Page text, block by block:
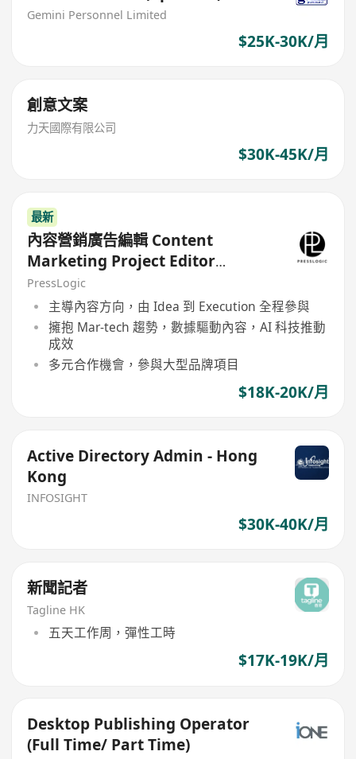
Gemini Personnel Limited
$25K-30K/月
創意文案
力天國際有限公司
$30K-45K/月
最新
內容營銷廣告編輯 Content
Marketing Project Editor
(HolidaySmart 假期日常 / PetCity
毛孩日常)
PressLogic
主導內容方向，由 Idea 到 Execution 全程參與
擁抱 Mar-tech 趨勢，數據驅動內容，AI 科技推動
成效
多元合作機會，參與大型品牌項目
$18K-20K/月
Active Directory Admin - Hong
Kong
INFOSIGHT
$30K-40K/月
新聞記者
Tagline HK
五天工作周，彈性工時
$17K-19K/月
Desktop Publishing Operator
(Full Time/ Part Time)